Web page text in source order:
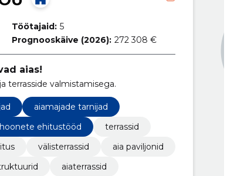
Töötajaid: 5
Prognooskäive (2026): 272 308 €
aias!
terrasside valmistamisega.
aiamajade tarnijad
hoonete ehitustööd
terrassid
välisterrassid
aia paviljonid
aiaterrassid